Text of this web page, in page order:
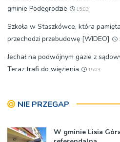
gminie Podegrodzie
15:03
Szkoła w Staszkówce, która
przechodzi przebudowę [WIDEO]
Jechał na podwójnym gazie z
Teraz trafi do więzienia
15:03
NIE PRZEGAP
W gminie Lisia